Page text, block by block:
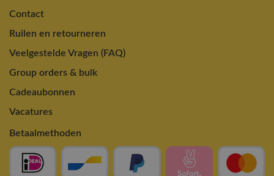
Contact
Ruilen en retourneren
Veelgestelde Vragen (FAQ)
Group orders & bulk
Cadeaubonnen
Vacatures
Betaalmethoden